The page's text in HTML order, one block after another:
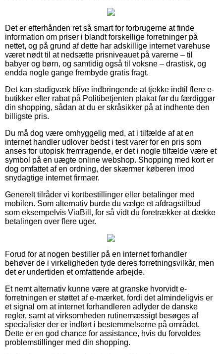
Det er efterhånden ret så smart for forbrugerne at finde
information om priser i blandt forskellige forretninger på
nettet, og på grund af dette har adskillige internet varehuse
været nødt til at nedsætte prisniveauet på varerne – til
babyer og børn, og samtidig også til voksne – drastisk, og
endda nogle gange frembyde gratis fragt.
Det kan stadigvæk blive indbringende at tjekke indtil flere e-
butikker efter rabat på Politibetjenten plakat før du færdiggør
din shopping, sådan at du er skråsikker på at indhente den
billigste pris.
Du må dog være omhyggelig med, at i tilfælde af at en
internet handler udlover bedst i test varer for en pris som
anses for utopisk fremragende, er det i nogle tilfælde være et
symbol på en uægte online webshop. Shopping med kort er
dog omfattet af en ordning, der skærmer køberen imod
snydagtige internet firmaer.
Generelt tilråder vi kortbestillinger eller betalinger med
mobilen. Som alternativ burde du vælge et afdragstilbud
som eksempelvis ViaBill, for så vidt du foretrækker at dække
betalingen over flere uger.
Forud for at nogen bestiller på en internet forhandler
behøver de i virkeligheden tyde deres forretningsvilkår, men
det er undertiden et omfattende arbejde.
Et nemt alternativ kunne være at granske hvorvidt e-
forretningen er støttet af e-mærket, fordi det almindeligvis er
et signal om at internet forhandleren adlyder de danske
regler, samt at virksomheden rutinemæssigt besøges af
specialister der er indført i bestemmelserne på området.
Dette er en god chance for assistance, hvis du forvoldes
problemstillinger med din shopping.